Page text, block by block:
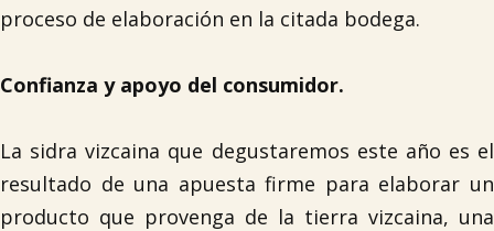
proceso de elaboración en la citada bodega.
Confianza y apoyo del consumidor.
La sidra vizcaina que degustaremos este año es el
resultado de una apuesta firme para elaborar un
producto que provenga de la tierra vizcaina, una